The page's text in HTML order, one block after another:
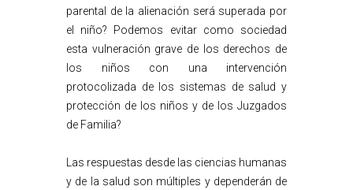
parental de la alienación será superada por
el niño? Podemos evitar como sociedad
esta vulneración grave de los derechos de
los niños con una intervención
protocolizada de los sistemas de salud y
protección de los niños y de los Juzgados
de Familia?
Las respuestas desde las ciencias humanas
y de la salud son múltiples y dependerán de